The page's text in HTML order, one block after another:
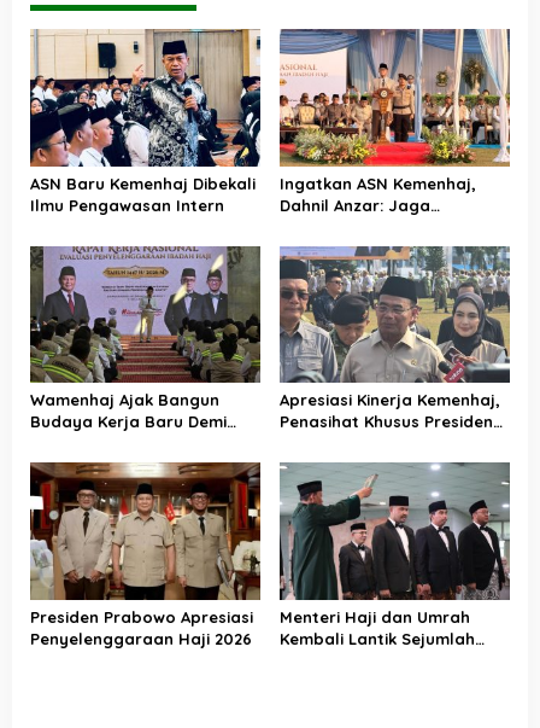
ASN Baru Kemenhaj Dibekali
Ilmu Pengawasan Intern
Ingatkan ASN Kemenhaj,
Dahnil Anzar: Jaga
Menjadikan Jemaah
sebagai Komoditas
Wamenhaj Ajak Bangun
Budaya Kerja Baru Demi
Jemaah
Apresiasi Kinerja Kemenhaj,
Penasihat Khusus Presiden
Penyelenggaraan Haji
Berjalan Baik
Presiden Prabowo Apresiasi
Penyelenggaraan Haji 2026
Menteri Haji dan Umrah
Kembali Lantik Sejumlah